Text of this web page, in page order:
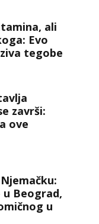
ali
Evo
tegobe
završi:
ove
Beograd,
u